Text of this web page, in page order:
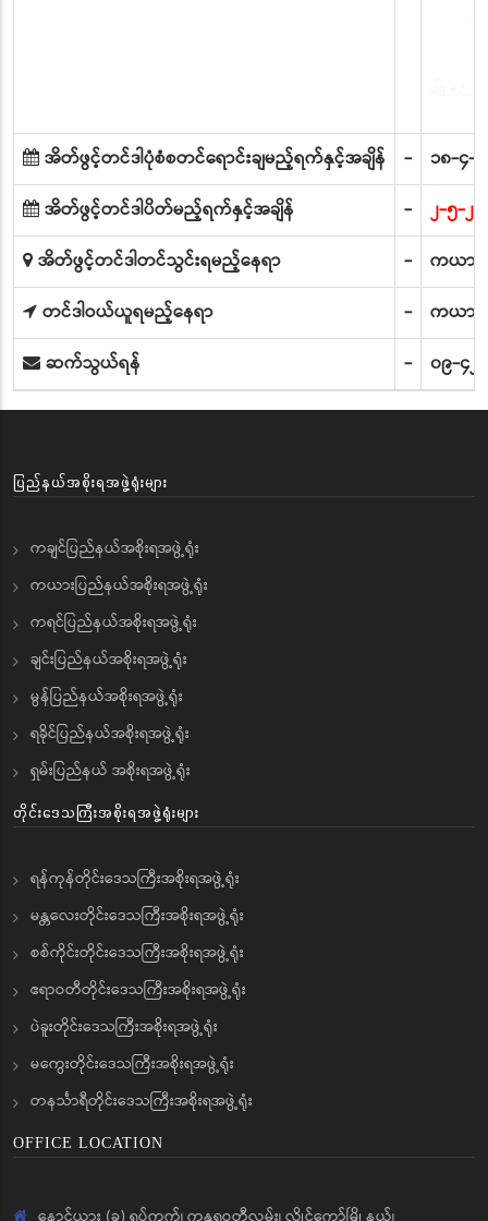
အိတ်ဖွင့်တင်ဒါပုံစံစတင်ရောင်းချမည့်ရက်နှင့်အချိန် -
၁၈-၄-
အိတ်ဖွင့်တင်ဒါပိတ်မည့်ရက်နှင့်အချိန်
-
၂-၅-၂
အိတ်ဖွင့်တင်ဒါတင်သွင်းရမည့်နေရာ
-
ကယား
တင်ဒါဝယ်ယူရမည့်နေရာ
-
ကယား
ဆက်သွယ်ရန်
- ၀၉-၄၂
ပြည်နယ်အစိုးရအဖွဲ့ရုံးများ
ကချင်ပြည်နယ်အစိုးရအဖွဲ့ရုံး
ကယားပြည်နယ်အစိုးရအဖွဲ့ရုံး
ကရင်ပြည်နယ်အစိုးရအဖွဲ့ရုံး
ချင်းပြည်နယ်အစိုးရအဖွဲ့ရုံး
မွန်ပြည်နယ်အစိုးရအဖွဲ့ရုံး
ရခိုင်ပြည်နယ်အစိုးရအဖွဲ့ရုံး
ရှမ်းပြည်နယ် အစိုးရအဖွဲ့ရုံး
တိုင်းဒေသကြီးအစိုးရအဖွဲ့ရုံးများ
ရန်ကုန်တိုင်းဒေသကြီးအစိုးရအဖွဲ့ရုံး
မန္တလေးတိုင်းဒေသကြီးအစိုးရအဖွဲ့ရုံး
စစ်ကိုင်းတိုင်းဒေသကြီးအစိုးရအဖွဲ့ရုံး
ဧရာဝတီတိုင်းဒေသကြီးအစိုးရအဖွဲ့ရုံး
ပဲခူးတိုင်းဒေသကြီးအစိုးရအဖွဲ့ရုံး
မကွေးတိုင်းဒေသကြီးအစိုးရအဖွဲ့ရုံး
တနင်္သာရီတိုင်းဒေသကြီးအစိုးရအဖွဲ့ရုံး
OFFICE LOCATION